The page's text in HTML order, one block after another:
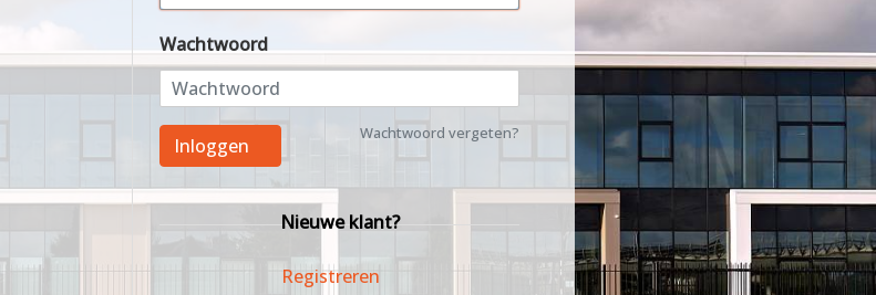
Wachtwoord
Wachtwoord vergeten?
Inloggen
Nieuwe klant?
Registreren